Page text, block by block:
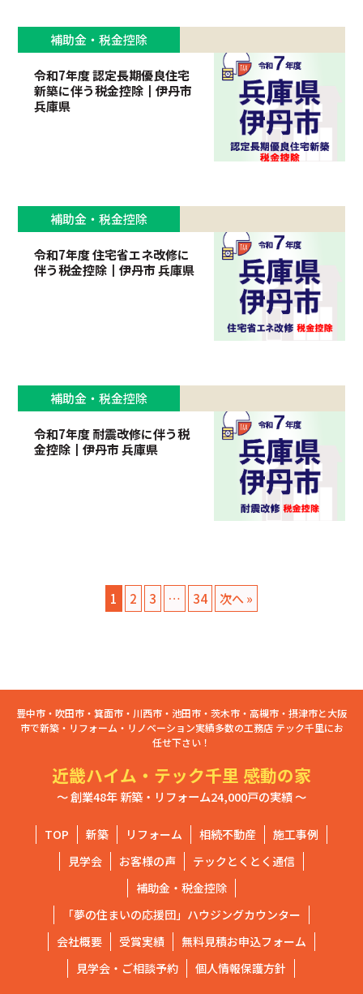
補助金・税金控除
令和7年度 認定長期優良住宅
新築に伴う税金控除┃伊丹市
兵庫県
補助金・税金控除
令和7年度 住宅省エネ改修に
伴う税金控除┃伊丹市 兵庫県
補助金・税金控除
令和7年度 耐震改修に伴う税
金控除┃伊丹市 兵庫県
1 2 3 … 34 次へ »
豊中市・吹田市・箕面市・川西市・池田市・茨木市・高槻市・摂津市と大阪
市で新築・リフォーム・リノベーション実績多数の工務店 テック千里にお
任せ下さい！
近畿ハイム・テック千里 感動の家
～ 創業48年 新築・リフォーム24,000戸の実績 ～
TOP 新築 リフォーム 相続不動産
施工事例
見学会
お客様の声
テックとくとく通信
補助金・税金控除
「夢の住まいの応援団」ハウジングカウンター
会社概要
受賞実績
無料見積お申込フォーム
見学会・ご相談予約
個人情報保護方針